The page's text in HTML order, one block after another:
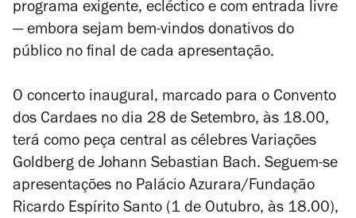
programa exigente, ecléctico e com entrada livre
— embora sejam bem-vindos donativos do
público no final de cada apresentação.
O concerto inaugural, marcado para o Convento
dos Cardaes no dia 28 de Setembro, às 18.00,
terá como peça central as célebres Variações
Goldberg de Johann Sebastian Bach. Seguem-se
apresentações no Palácio Azurara/Fundação
Ricardo Espírito Santo (1 de Outubro, às 18.00),